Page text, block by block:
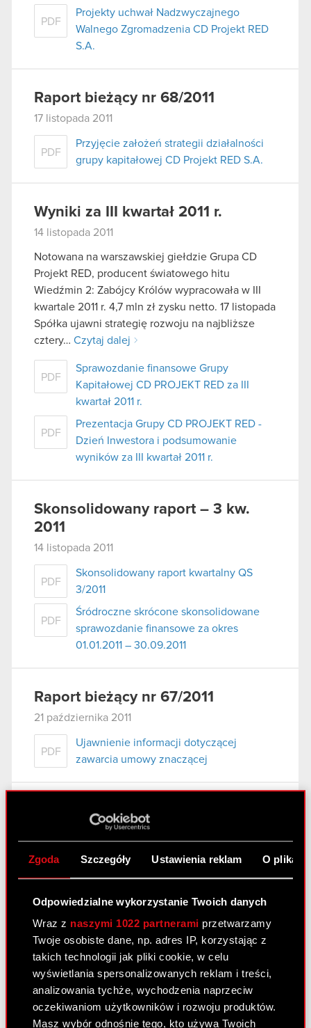
Zgoda Szczegóły Ustawienia reklam O
Odpowiedzialne wykorzystanie Twoich danych
Wraz z naszymi 1022 partnerami przetwarzamy
Twoje osobiste dane, np. adres IP, korzystając z
takich technologii jak pliki cookie, w celu
wyświetlania spersonalizowanych reklam i treści,
analizowania tychże, wychodzenia naprzeciw
oczekiwaniom użytkowników i rozwoju produktów.
Masz wybór odnośnie tego, kto używa Twoich
PDF
Projekty uchwał Nadzwyczajnego
Walnego Zgromadzenia CD Projekt RED
S.A.
Raport bieżący nr 68/2011
17 listopada 2011
PDF
Przyjęcie założeń strategii działalności
grupy kapitałowej CD Projekt RED S.A.
Wyniki za III kwartał 2011 r.
14 listopada 2011
Notowana na warszawskiej giełdzie Grupa CD
Projekt RED, producent światowego hitu
Wiedźmin 2: Zabójcy Królów wypracowała w III
kwartale 2011 r. 4,7 mln zł zysku netto. 17 listopada
Spółka ujawni strategię rozwoju na najbliższe
cztery… Czytaj dalej
PDF
Sprawozdanie finansowe Grupy
Kapitałowej CD PROJEKT RED za III
kwartał 2011 r.
PDF
Prezentacja Grupy CD PROJEKT RED -
Dzień Inwestora i podsumowanie
wyników za III kwartał 2011 r.
Skonsolidowany raport – 3 kw.
2011
14 listopada 2011
PDF
Skonsolidowany raport kwartalny QS
3/2011
PDF
Śródroczne skrócone skonsolidowane
sprawozdanie finansowe za okres
01.01.2011 – 30.09.2011
Raport bieżący nr 67/2011
21 października 2011
PDF
Ujawnienie informacji dotyczącej
zawarcia umowy znaczącej
Raport bieżący nr 66/2011
21 października 2011
PDF
Ujawnienie informacji dotyczącej umowy
Raport bieżący nr 66/2011
21 października 2011
PDF
Ujawnienie informacji dotyczącej umowy
znaczącej